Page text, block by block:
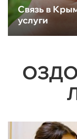
Связь в
услуги